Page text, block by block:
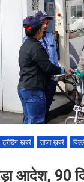
ट्रेंडिंग खबरें ताज़ा ख़बरें
आदेश, 90